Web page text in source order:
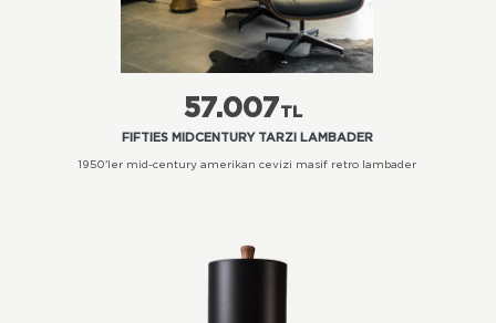
57.007TL
FIFTIES MIDCENTURY TARZI LAMBADER
1950'ler mid-century amerikan cevizi masif retro lambader